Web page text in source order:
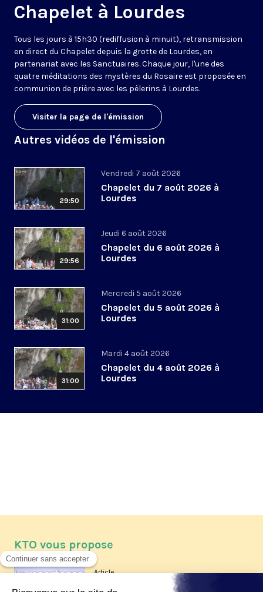
Chapelet à Lourdes
Tous les jours à 15h30 (rediffusion à minuit), retransmission
en direct du Chapelet depuis la grotte de Lourdes, en
partenariat avec les Sanctuaires. Chaque jour, l'une des
quatre méditations des mystères du Rosaire est proposée en
communion de prière avec les pèlerins à Lourdes.
Visiter la page de l'émission
Autres vidéos de l'émission
29:50
Vendredi 7 août 2026
Chapelet du 7 août 2026 à
Lourdes
29:56
Jeudi 6 août 2026
Chapelet du 6 août 2026 à
Lourdes
31:00
Mercredi 5 août 2026
Chapelet du 5 août 2026 à
Lourdes
31:00
Mardi 4 août 2026
Chapelet du 4 août 2026 à
Lourdes
KTO vous propose
Article
Les reportages d'été 2026 de KTO